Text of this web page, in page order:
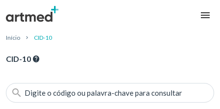
Início CID-10
CID-10
Digite o código ou palavra-chave para consultar